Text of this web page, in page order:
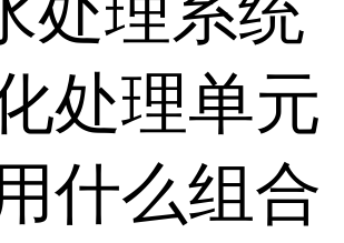
处理系统
处理单元
什么组合